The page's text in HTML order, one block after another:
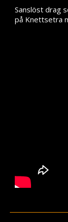
Press
Teknik
Sanslöst drag
på Knettsetra